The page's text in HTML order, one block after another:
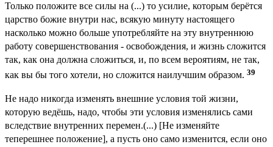
Только положите все силы на (...) то усилие, которым берётся
царство божие внутри нас, всякую минуту настоящего
насколько можно больше употребляйте на эту внутреннюю
работу совершенствования - освобождения, и жизнь сложится
так, как она должна сложиться, и, по всем вероятиям, не так,
как вы бы того хотели, но сложится наилучшим образом. 39
Не надо никогда изменять внешние условия той жизни,
которую ведёшь, надо, чтобы эти условия изменялись сами
вследствие внутренних перемен.(...) [Не изменяйте
теперешнее положение], а пусть оно само изменится, если оно